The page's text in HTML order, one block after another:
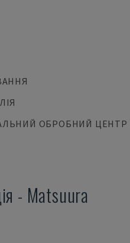
ОБРОБНИЙ ЦЕНТР
- Matsuura